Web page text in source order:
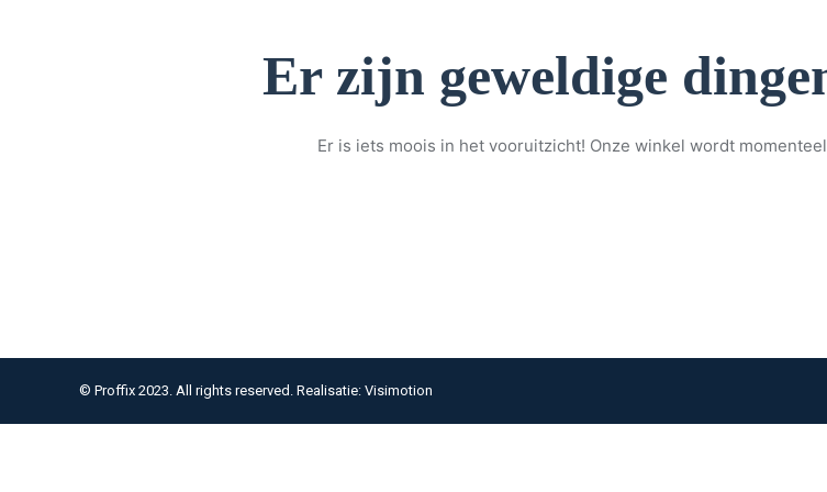
Er zijn geweldige
Er is iets moois in het vooruitzicht! Onze winkel wordt
© Proffix 2023. All rights reserved. Realisatie: Visimotion